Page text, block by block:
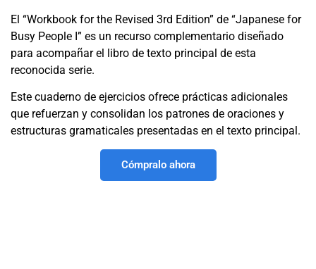
El “Workbook for the Revised 3rd Edition” de “Japanese for
Busy People I” es un recurso complementario diseñado
para acompañar el libro de texto principal de esta
reconocida serie.
Este cuaderno de ejercicios ofrece prácticas adicionales
que refuerzan y consolidan los patrones de oraciones y
estructuras gramaticales presentadas en el texto principal.
Cómpralo ahora